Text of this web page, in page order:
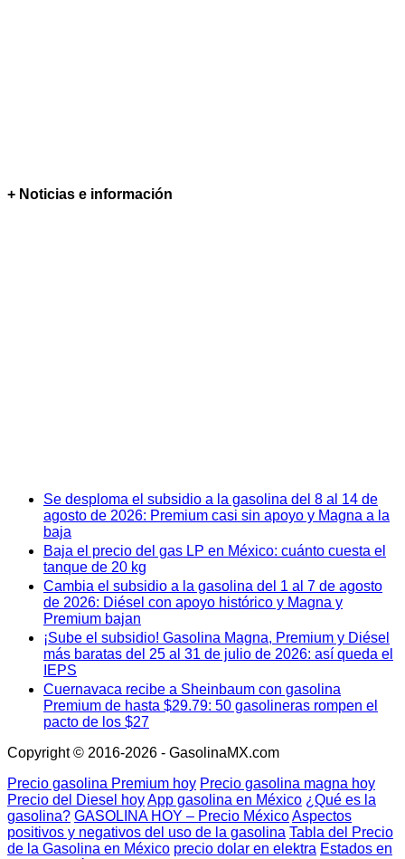
+ Noticias e información
Se desploma el subsidio a la gasolina del 8 al 14 de
agosto de 2026: Premium casi sin apoyo y Magna a la
baja
Baja el precio del gas LP en México: cuánto cuesta el
tanque de 20 kg
Cambia el subsidio a la gasolina del 1 al 7 de agosto
de 2026: Diésel con apoyo histórico y Magna y
Premium bajan
¡Sube el subsidio! Gasolina Magna, Premium y Diésel
más baratas del 25 al 31 de julio de 2026: así queda el
IEPS
Cuernavaca recibe a Sheinbaum con gasolina
Premium de hasta $29.79: 50 gasolineras rompen el
pacto de los $27
Copyright © 2016-2026 - GasolinaMX.com
Precio gasolina Premium hoy Precio gasolina magna hoy
Precio del Diesel hoyApp gasolina en México ¿Qué es la
gasolina? GASOLINA HOY – Precio MéxicoAspectos
positivos y negativos del uso de la gasolina Tabla del Precio
de la Gasolina en México precio dolar en elektra Estados en